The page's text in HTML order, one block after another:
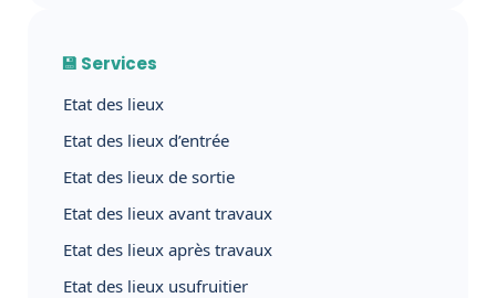
💾 Services
Etat des lieux
Etat des lieux d’entrée
Etat des lieux de sortie
Etat des lieux avant travaux
Etat des lieux après travaux
Etat des lieux usufruitier